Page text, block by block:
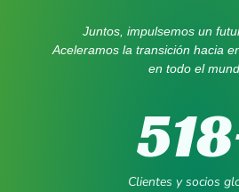
Juntos, impulsemos un
Aceleramos la transición hacia
en todo el
Clientes y socios
518